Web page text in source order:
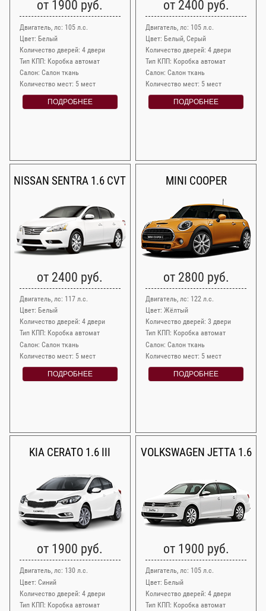
от 1900 руб.
Двигатель, лс: 105 л.с.
Цвет: Белый
Количество дверей: 4 двери
Тип КПП: Коробка автомат
Салон: Салон ткань
Количество мест: 5 мест
ПОДРОБНЕЕ
от 2400 руб.
Двигатель, лс: 105 л.с.
Цвет: Белый, Серый
Количество дверей: 4 двери
Тип КПП: Коробка автомат
Салон: Салон ткань
Количество мест: 5 мест
ПОДРОБНЕЕ
NISSAN SENTRA 1.6 CVT
от 2400 руб.
Двигатель, лс: 117 л.с.
Цвет: Белый
Количество дверей: 4 двери
Тип КПП: Коробка автомат
Салон: Салон ткань
Количество мест: 5 мест
ПОДРОБНЕЕ
MINI COOPER
от 2800 руб.
Двигатель, лс: 122 л.с.
Цвет: Жёлтый
Количество дверей: 3 двери
Тип КПП: Коробка автомат
Салон: Салон ткань
Количество мест: 5 мест
ПОДРОБНЕЕ
KIA CERATO 1.6 III
от 1900 руб.
Двигатель, лс: 130 л.с.
Цвет: Синий
Количество дверей: 4 двери
Тип КПП: Коробка автомат
VOLKSWAGEN JETTA 1.6
от 1900 руб.
Двигатель, лс: 105 л.с.
Цвет: Белый
Количество дверей: 4 двери
Тип КПП: Коробка автомат